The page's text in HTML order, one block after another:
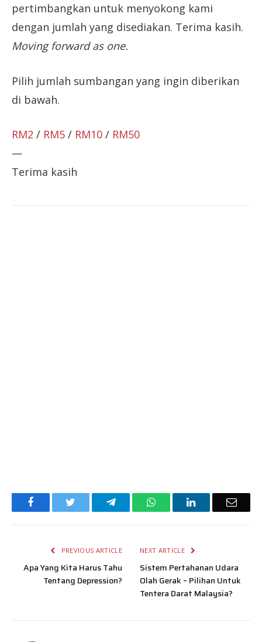
pertimbangkan untuk menyokong kami
dengan jumlah yang disediakan. Terima kasih.
Moving forward as one.
Pilih jumlah sumbangan yang ingin diberikan
di bawah.
RM2 / RM5 / RM10 / RM50
—
Terima kasih
Facebook TelegramWhatsAppLinkedIn Email
PREVIOUS ARTICLE
Apa Yang Kita Harus Tahu
Tentang Depression?
NEXT ARTICLE
Sistem Pertahanan Udara
Olah Gerak – Pilihan Untuk
Tentera Darat Malaysia?